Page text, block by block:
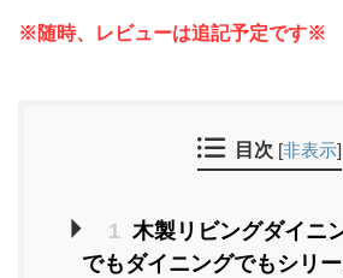
※随時、レビューは追記予定です※
目次 [非表示]
1 木製リビングダイニ
でもダイニングでもシリ